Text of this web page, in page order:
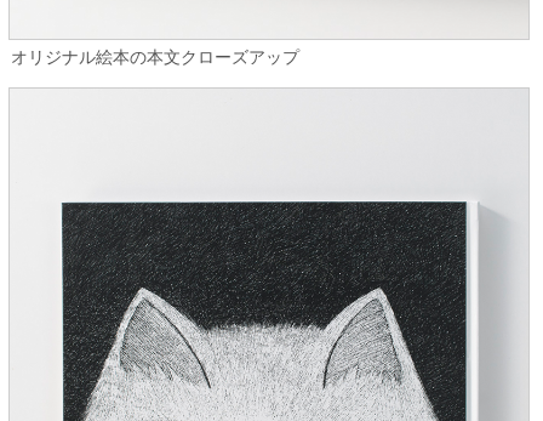
オリジナル絵本の本文クローズアップ